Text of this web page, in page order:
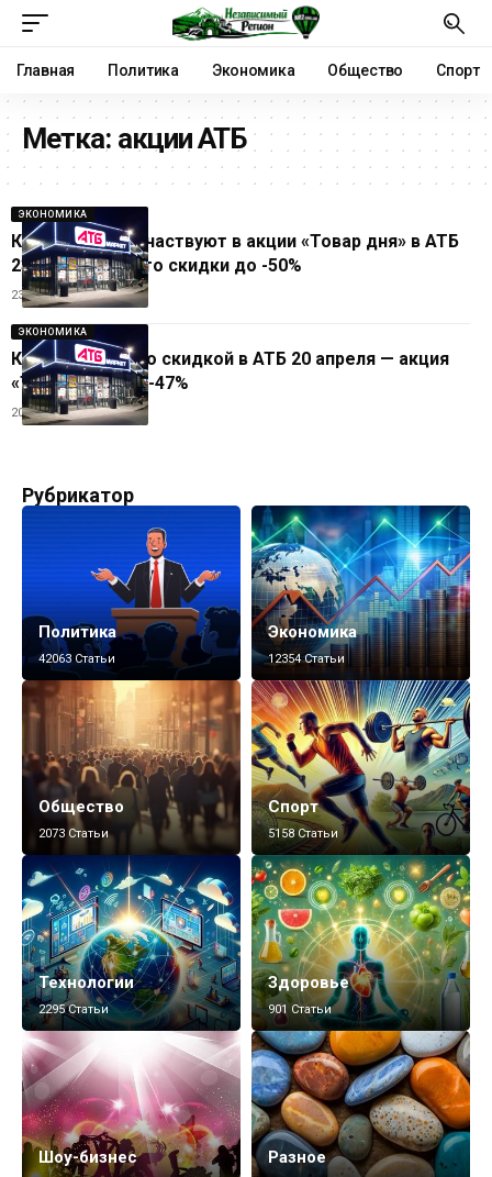
Главная Политика Экономика Общество Спорт
Метка: акции АТБ
ЭКОНОМИКА
Какие товары участвуют в акции «Товар дня» в АТБ
23 апреля: на что скидки до -50%
23.04.2026
ЭКОНОМИКА
Какие товары со скидкой в АТБ 20 апреля — акция
«Товар дня» до -47%
20.04.2026
Рубрикатор
Политика
42063 Статьи
Экономика
12354 Статьи
Общество
2073 Статьи
Спорт
5158 Статьи
Технологии
2295 Статьи
Здоровье
901 Статьи
Шоу-бизнес Разное